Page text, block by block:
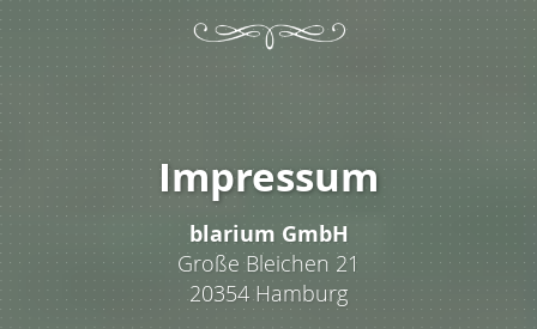
Impressum
blarium GmbH
Große Bleichen 21
20354 Hamburg